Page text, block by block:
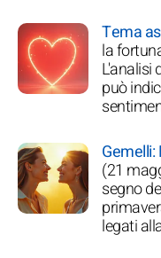
Tema
la
L'analisi
può
Gemelli:
(21
segno
legati